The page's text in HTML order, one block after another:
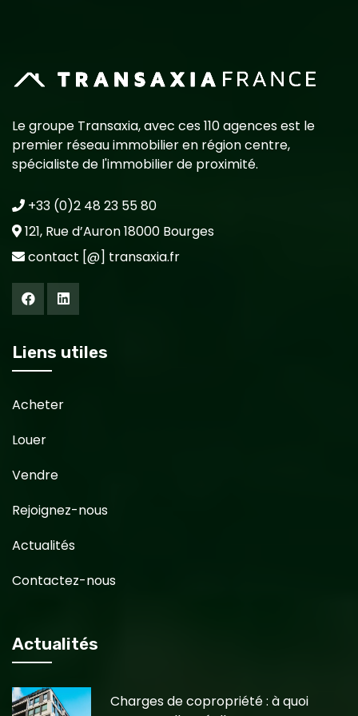
Le groupe Transaxia, avec ces 110 agences est le
premier réseau immobilier en région centre,
spécialiste de l'immobilier de proximité.
+33 (0)2 48 23 55 80
121, Rue d’Auron 18000 Bourges
contact [@] transaxia.fr
Liens utiles
Acheter
Louer
Vendre
Rejoignez-nous
Actualités
Contactez-nous
Actualités
Charges de copropriété : à quoi